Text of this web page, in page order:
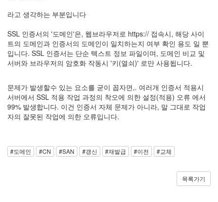
라고 생각하는 부분입니다
SSL 인증서의 '도메인'은, 웹브라우저로 https:// 접속시, 해당 사이
트의 도메인과 인증서의 도메인이 일치하는지 여부 확인 용도 일 뿐
입니다. SSL 인증서는 단순 텍스트 정보 파일이며, 도메인 비교 및
서버와 브라우저의 암호화 작동시 '키(열쇠)' 로만 사용됩니다.
문제가 발생할수 있는 요소를 굳이 꼽자면,. 여러개 인증서 적용시
서버에서 SSL 적용 작업 과정의 착오에 의한 설정(적용) 오류 에서
99% 발생합니다. 이건 인증서 자체 문제가 아니라, 말 그대로 작업
자의 잘못된 작업에 의한 오류입니다.
#도메인 #CN #SAN #갱신 #재발급 #이전 #교체
목록가기